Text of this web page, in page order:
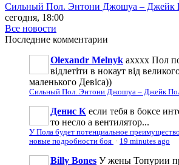
Сильный Пол. Энтони Джошуа – Джейк
сегодня, 18:00
Все новости
Последние комментарии
Olexandr Melnyk ахххх Пол
відлетіти в нокаут від
маленького Девіса))
Сильный Пол. Энтони Джошуа – Джейк
Денис К если тебя в боксе
то несло а вентилятор...
У Пола будет потенциальное
новые подробности боя · 19 minutes ago
Billy Bones У жены Топурии